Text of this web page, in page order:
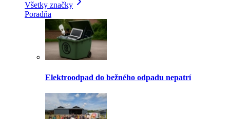
Všetky značky
Poradňa
Elektroodpad do bežného odpadu nepatrí